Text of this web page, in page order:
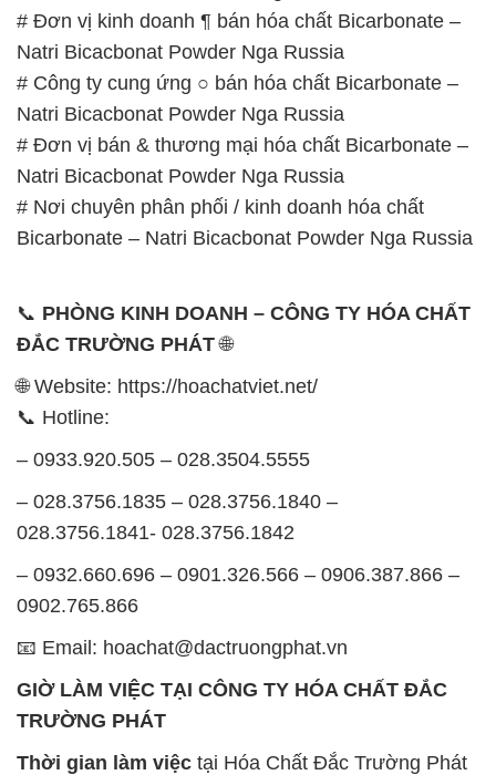
# Đơn vị kinh doanh ¶ bán hóa chất Bicarbonate –
Natri Bicacbonat Powder Nga Russia
# Công ty cung ứng ○ bán hóa chất Bicarbonate –
Natri Bicacbonat Powder Nga Russia
# Đơn vị bán & thương mại hóa chất Bicarbonate –
Natri Bicacbonat Powder Nga Russia
# Nơi chuyên phân phối / kinh doanh hóa chất
Bicarbonate – Natri Bicacbonat Powder Nga Russia
📞 PHÒNG KINH DOANH – CÔNG TY HÓA CHẤT
ĐẮC TRƯỜNG PHÁT🌐
🌐 Website: https://hoachatviet.net/
📞 Hotline:
– 0933.920.505 – 028.3504.5555
– 028.3756.1835 – 028.3756.1840 –
028.3756.1841- 028.3756.1842
– 0932.660.696 – 0901.326.566 – 0906.387.866 –
0902.765.866
📧 Email: hoachat@dactruongphat.vn
GIỜ LÀM VIỆC TẠI CÔNG TY HÓA CHẤT ĐẮC
TRƯỜNG PHÁT
Thời gian làm việc tại Hóa Chất Đắc Trường Phát